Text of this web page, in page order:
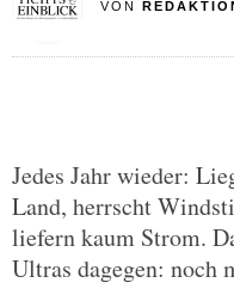
VON
Jedes Jahr wieder:
Land, herrscht
liefern kaum Strom.
Ultras dagegen: noch